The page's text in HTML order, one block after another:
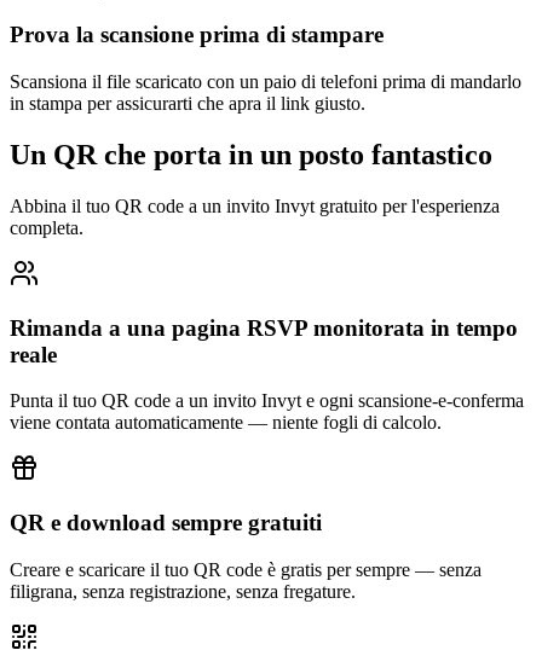
Prova la scansione prima di stampare
Scansiona il file scaricato con un paio di telefoni prima di mandarlo
in stampa per assicurarti che apra il link giusto.
Un QR che porta in un posto fantastico
Abbina il tuo QR code a un invito Invyt gratuito per l'esperienza
completa.
Rimanda a una pagina RSVP monitorata in tempo
reale
Punta il tuo QR code a un invito Invyt e ogni scansione-e-conferma
viene contata automaticamente — niente fogli di calcolo.
QR e download sempre gratuiti
Creare e scaricare il tuo QR code è gratis per sempre — senza
filigrana, senza registrazione, senza fregature.